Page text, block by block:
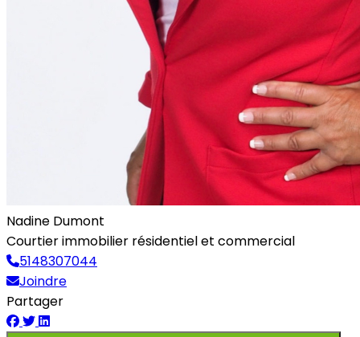
Nadine Dumont
Courtier immobilier résidentiel et commercial
5148307044
Joindre
Partager